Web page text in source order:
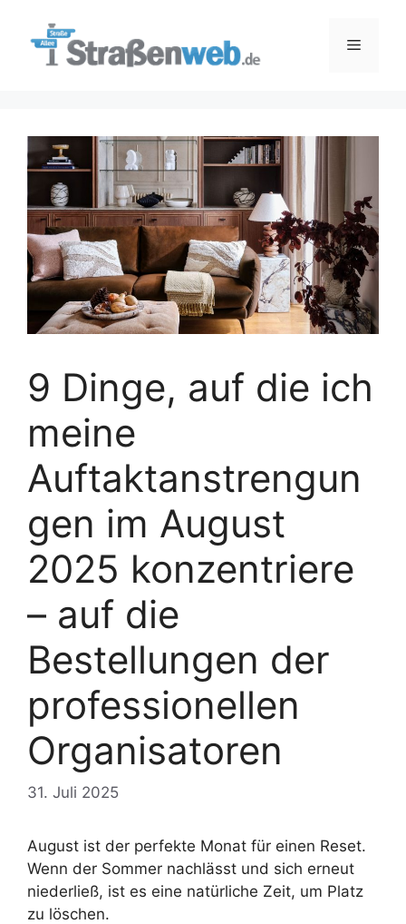
Menü
9 Dinge, auf die ich
meine
Auftaktanstrengun
gen im August
2025 konzentriere
– auf die
Bestellungen der
professionellen
Organisatoren
31. Juli 2025
August ist der perfekte Monat für einen Reset.
Wenn der Sommer nachlässt und sich erneut
niederließ, ist es eine natürliche Zeit, um Platz
zu löschen.